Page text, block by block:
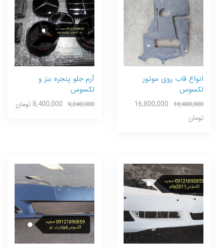
انواع قاب روی موتور
لکسوس
18,480,000
16,800,000
تومان
آرم جلو پنجره بنز و
لکسوس
9,240,000 8,400,000 تومان